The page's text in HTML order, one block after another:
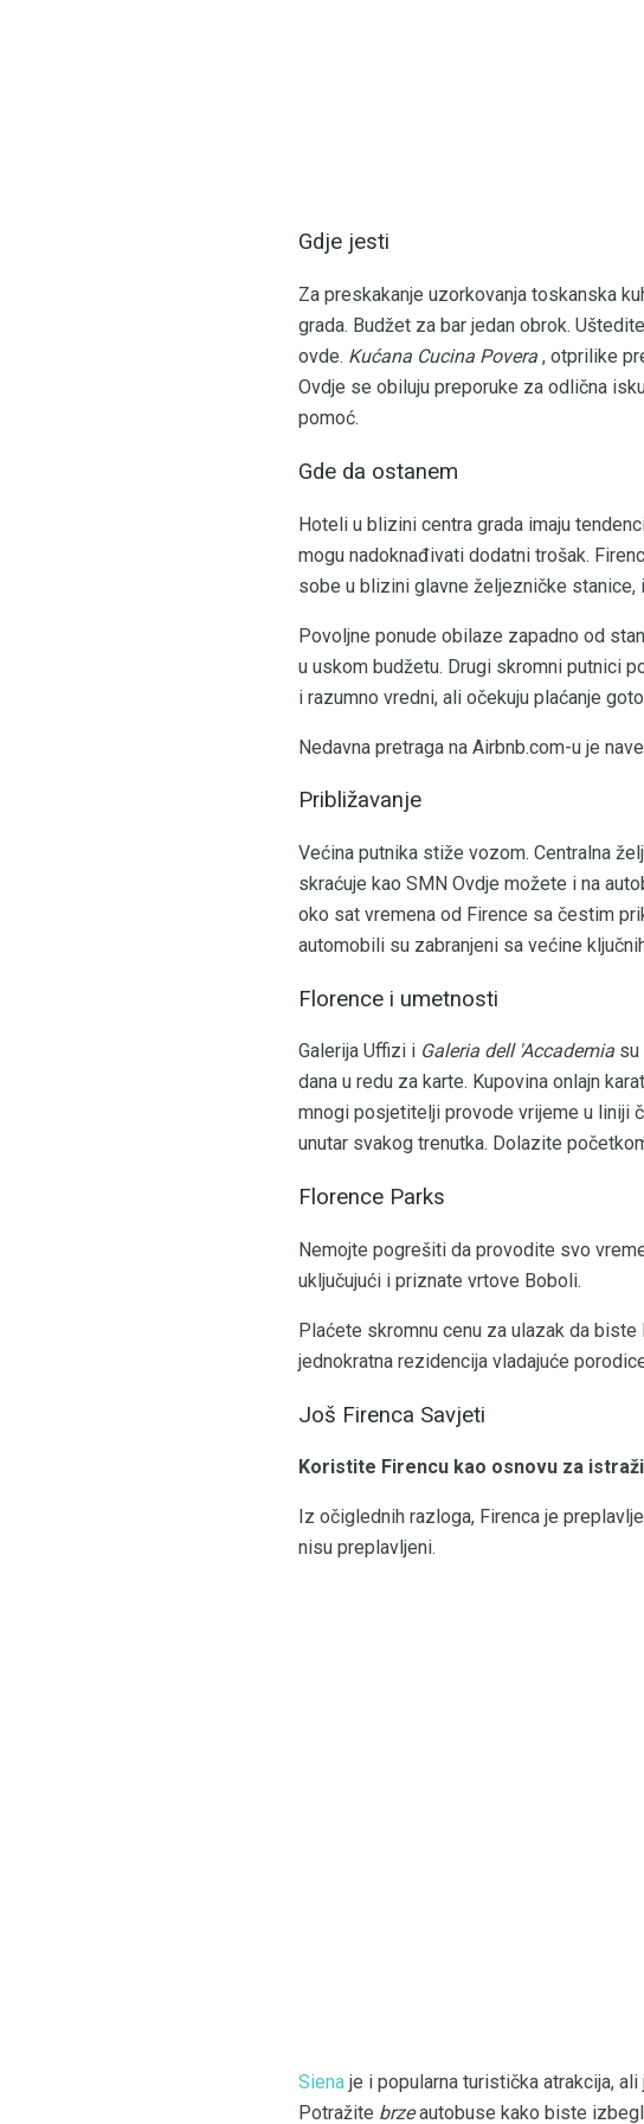
Gdje jesti
Za preskakanje uzorkovanja toskanska
grada. Budžet za bar jedan obrok.
ovde. Kućana Cucina Povera , otprilike
Ovdje se obiluju preporuke za odlična
pomoć.
Gde da ostanem
Hoteli u blizini centra grada imaju
mogu nadoknađivati ​​dodatni trošak.
sobe u blizini glavne željezničke
Povoljne ponude obilaze zapadno od
u uskom budžetu. Drugi skromni putnici
i razumno vredni, ali očekuju plaćanje
Nedavna pretraga na Airbnb.com-u je
Približavanje
Većina putnika stiže vozom. Centralna
skraćuje kao SMN Ovdje možete i na
oko sat vremena od Firence sa čestim
automobili su zabranjeni sa većine
Florence i umetnosti
Galerija Uffizi i Galeria dell 'Accademia su
dana u redu za karte. Kupovina onlajn
mnogi posjetitelji provode vrijeme u liniji
unutar svakog trenutka. Dolazite
Florence Parks
Nemojte pogrešiti da provodite svo
uključujući i priznate vrtove Boboli.
Plaćete skromnu cenu za ulazak da
jednokratna rezidencija vladajuće
Još Firenca Savjeti
Koristite Firencu kao osnovu za
Iz očiglednih razloga, Firenca je
nisu preplavljeni.
Siena je i popularna turistička atrakcija,
Potražite brzeautobuse kako biste